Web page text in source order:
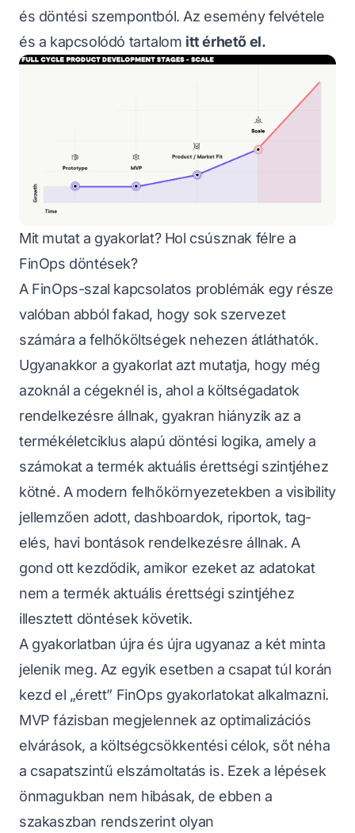
és döntési szempontból. Az esemény felvétele
és a kapcsolódó tartalom itt érhető el.
Mit mutat a gyakorlat? Hol csúsznak félre a
FinOps döntések?
A FinOps-szal kapcsolatos problémák egy része
valóban abból fakad, hogy sok szervezet
számára a felhőköltségek nehezen átláthatók.
Ugyanakkor a gyakorlat azt mutatja, hogy még
azoknál a cégeknél is, ahol a költségadatok
rendelkezésre állnak, gyakran hiányzik az a
termékéletciklus alapú döntési logika, amely a
számokat a termék aktuális érettségi szintjéhez
kötné. A modern felhőkörnyezetekben a visibility
jellemzően adott, dashboardok, riportok, tag-
elés, havi bontások rendelkezésre állnak. A
gond ott kezdődik, amikor ezeket az adatokat
nem a termék aktuális érettségi szintjéhez
illesztett döntések követik.
A gyakorlatban újra és újra ugyanaz a két minta
jelenik meg. Az egyik esetben a csapat túl korán
kezd el „érett” FinOps gyakorlatokat alkalmazni.
MVP fázisban megjelennek az optimalizációs
elvárások, a költségcsökkentési célok, sőt néha
a csapatszintű elszámoltatás is. Ezek a lépések
önmagukban nem hibásak, de ebben a
szakaszban rendszerint olyan